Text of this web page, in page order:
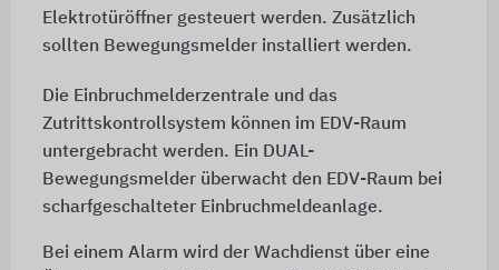
Elektrotüröffner gesteuert werden. Zusätzlich
sollten Bewegungsmelder installiert werden.
Die Einbruchmelderzentrale und das
Zutrittskontrollsystem können im EDV-Raum
untergebracht werden. Ein DUAL-
Bewegungsmelder überwacht den EDV-Raum bei
scharfgeschalteter Einbruchmeldeanlage.
Bei einem Alarm wird der Wachdienst über eine